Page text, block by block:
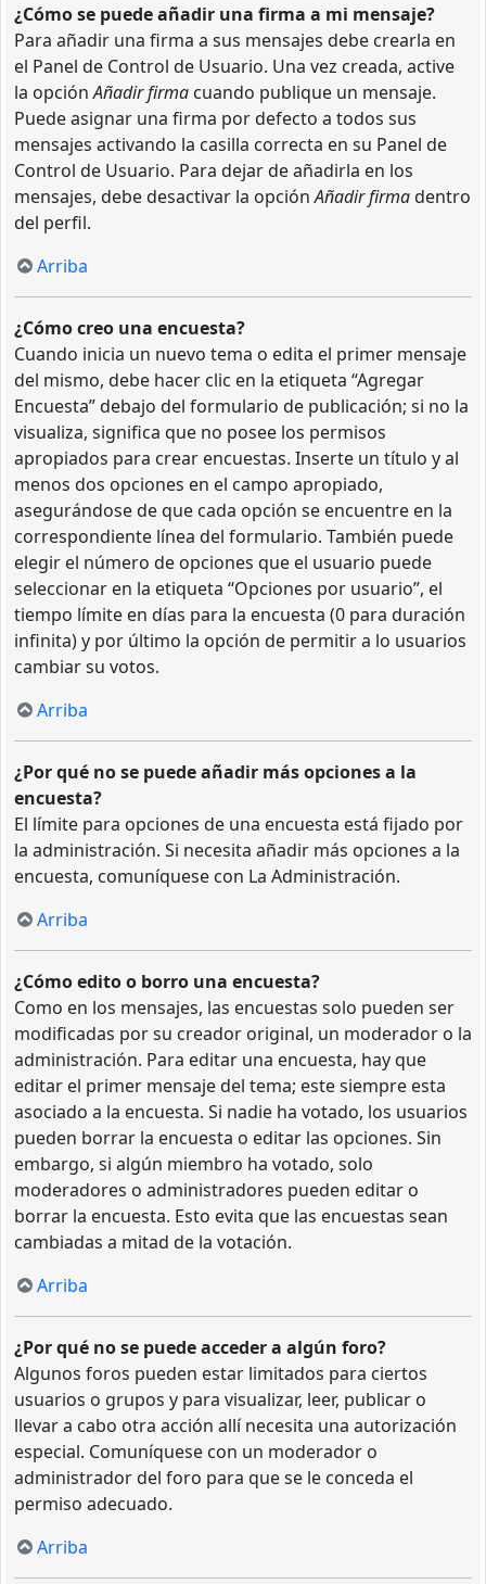
¿Cómo se puede añadir una firma a mi mensaje?
Para añadir una firma a sus mensajes debe crearla en
el Panel de Control de Usuario. Una vez creada, active
la opciónAñadir firma cuando publique un mensaje.
Puede asignar una firma por defecto a todos sus
mensajes activando la casilla correcta en su Panel de
Control de Usuario. Para dejar de añadirla en los
mensajes, debe desactivar la opciónAñadir firmadentro
del perfil.
Arriba
¿Cómo creo una encuesta?
Cuando inicia un nuevo tema o edita el primer mensaje
del mismo, debe hacer clic en la etiqueta “Agregar
Encuesta” debajo del formulario de publicación; si no la
visualiza, significa que no posee los permisos
apropiados para crear encuestas. Inserte un título y al
menos dos opciones en el campo apropiado,
asegurándose de que cada opción se encuentre en la
correspondiente línea del formulario. También puede
elegir el número de opciones que el usuario puede
seleccionar en la etiqueta “Opciones por usuario”, el
tiempo límite en días para la encuesta (0 para duración
infinita) y por último la opción de permitir a lo usuarios
cambiar su votos.
Arriba
¿Por qué no se puede añadir más opciones a la
encuesta?
El límite para opciones de una encuesta está fijado por
la administración. Si necesita añadir más opciones a la
encuesta, comuníquese con La Administración.
Arriba
¿Cómo edito o borro una encuesta?
Como en los mensajes, las encuestas solo pueden ser
modificadas por su creador original, un moderador o la
administración. Para editar una encuesta, hay que
editar el primer mensaje del tema; este siempre esta
asociado a la encuesta. Si nadie ha votado, los usuarios
pueden borrar la encuesta o editar las opciones. Sin
embargo, si algún miembro ha votado, solo
moderadores o administradores pueden editar o
borrar la encuesta. Esto evita que las encuestas sean
cambiadas a mitad de la votación.
Arriba
¿Por qué no se puede acceder a algún foro?
Algunos foros pueden estar limitados para ciertos
usuarios o grupos y para visualizar, leer, publicar o
llevar a cabo otra acción allí necesita una autorización
especial. Comuníquese con un moderador o
administrador del foro para que se le conceda el
permiso adecuado.
Arriba